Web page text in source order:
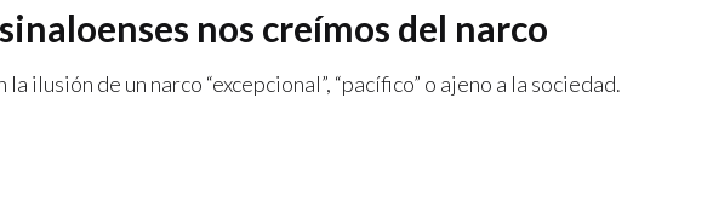
nos creímos del narco
ilusión de un narco “excepcional”, “pacífico” o ajeno a la sociedad.